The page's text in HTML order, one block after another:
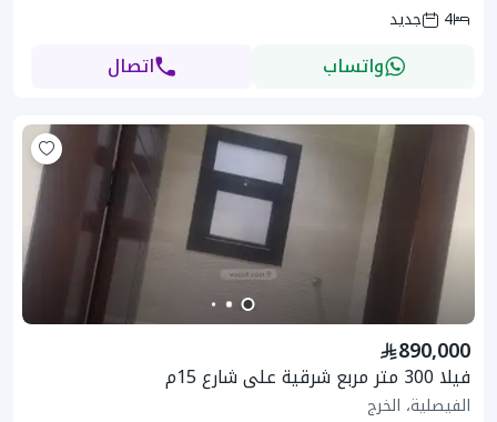
4
جديد
واتساب اتصال
890,000
فيلا 300 متر مربع شرقية على شارع 15م
الفيصلية، الخرج